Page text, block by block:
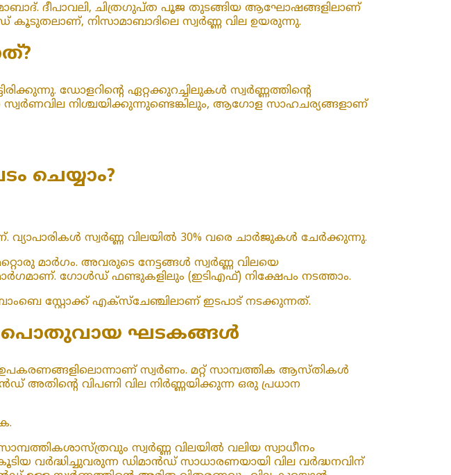
ദീപാവലി, ചിത്രഗുപ്ത പൂജ തുടങ്ങിയ ആഘോഷങ്ങളിലാണ്
കൂടുതലാണ്, നിസാമാബാദിലെ സ്വർണ്ണ വില ഉയരുന്നു.
ഡോളറിന്റെ ഏറ്റക്കുറച്ചിലുകൾ സ്വർണ്ണത്തിന്റെ
നിശ്ചയിക്കുന്നുണ്ടെങ്കിലും, ആഗോള സാഹചര്യങ്ങളാണ്
ചെയ്യാം?
സ്വർണ്ണ വിലയിൽ 30% വരെ ചാർജുകൾ ചേർക്കുന്നു.
മാർഗം. അവരുടെ നേട്ടങ്ങൾ സ്വർണ്ണ വിലയെ
ഗോൾഡ് ഫണ്ടുകളിലും (ഇടിഎഫ്) നിക്ഷേപം നടത്താം.
സ്റ്റോക്ക് എക്‌സ്‌ചേഞ്ചിലാണ് ഇടപാട് നടക്കുന്നത്.
പൊതുവായ ഘടകങ്ങൾ
ഉപകരണങ്ങളിലൊന്നാണ് സ്വർണം. മറ്റ് സാമ്പത്തിക ആസ്തികൾ
അതിന്റെ വിപണി വില നിർണ്ണയിക്കുന്ന ഒരു പ്രധാന
സ്വർണ്ണ വിലയിൽ വലിയ സ്വാധീനം
ഡിമാൻഡ് സാധാരണയായി വില വർദ്ധനവിന്